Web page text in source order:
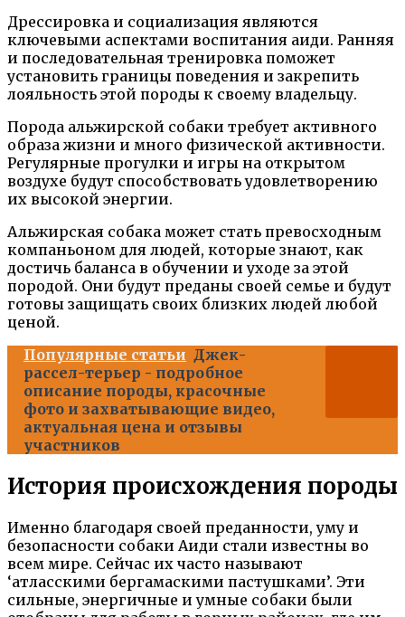
Дрессировка и социализация являются
ключевыми аспектами воспитания аиди. Ранняя
и последовательная тренировка поможет
установить границы поведения и закрепить
лояльность этой породы к своему владельцу.
Порода альжирской собаки требует активного
образа жизни и много физической активности.
Регулярные прогулки и игры на открытом
воздухе будут способствовать удовлетворению
их высокой энергии.
Альжирская собака может стать превосходным
компаньоном для людей, которые знают, как
достичь баланса в обучении и уходе за этой
породой. Они будут преданы своей семье и будут
готовы защищать своих близких людей любой
ценой.
Популярные статьи Джек-
рассел-терьер - подробное
описание породы, красочные
фото и захватывающие видео,
актуальная цена и отзывы
участников
История происхождения породы
Именно благодаря своей преданности, уму и
безопасности собаки Аиди стали известны во
всем мире. Сейчас их часто называют
‘атласскими бергамаскими пастушками’. Эти
сильные, энергичные и умные собаки были